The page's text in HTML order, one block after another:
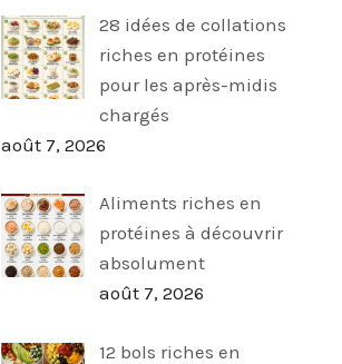
28 idées de collations
riches en protéines
pour les après-midis
chargés
août 7, 2026
Aliments riches en
protéines à découvrir
absolument
août 7, 2026
12 bols riches en